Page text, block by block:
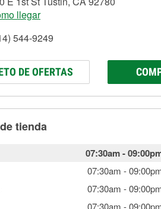
llegar
544-9249
DE OFERTAS
tienda
07:30am-
07:30am -
07:30am -
07:30am -